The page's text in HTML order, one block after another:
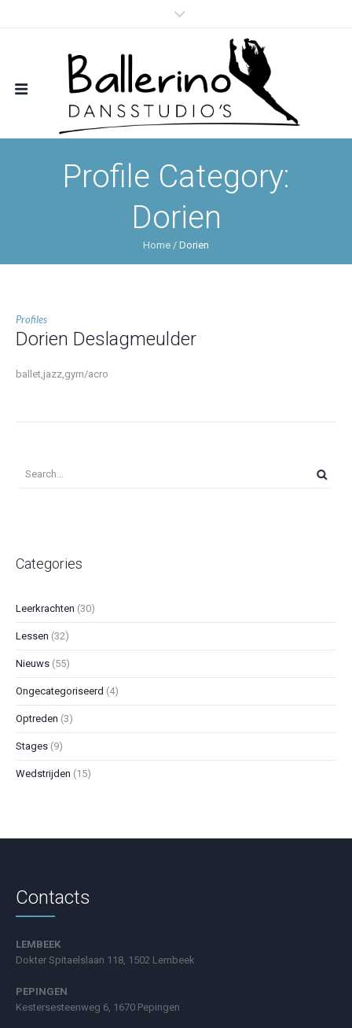
Profile Category:
Dorien
Home / Dorien
Profiles
Dorien Deslagmeulder
ballet,jazz,gym/acro
Categories
Leerkrachten (30)
Lessen (32)
Nieuws (55)
Ongecategoriseerd (4)
Optreden (3)
Stages (9)
Wedstrijden (15)
Contacts
LEMBEEK
Dokter Spitaelslaan 118, 1502 Lembeek
PEPINGEN
Kestersesteenweg 6, 1670 Pepingen